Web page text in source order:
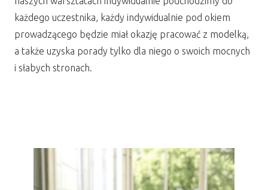
każdego uczestnika, każdy indywidualnie pod okiem
prowadzącego będzie miał okazję pracować z modelką,
a także uzyska porady tylko dla niego o swoich mocnych
i słabych stronach.